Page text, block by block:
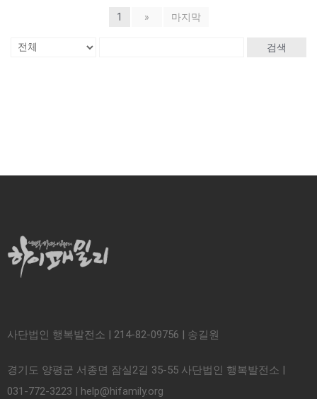
1 » 마지막
검색
사단법인 행복발전소 | 214-82-09756 | 송길원
경기도 양평군 서종면 잠실2길 35-55 사단법인 행복발전소 |
031-772-3223 | help@hifamily.org